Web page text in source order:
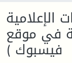
الإعلامية
في موقع
فيسبوك )